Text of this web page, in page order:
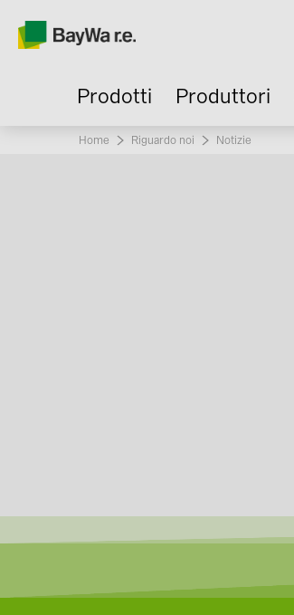
Prodotti Produttori
Home Riguardo noi Current:
Notizie